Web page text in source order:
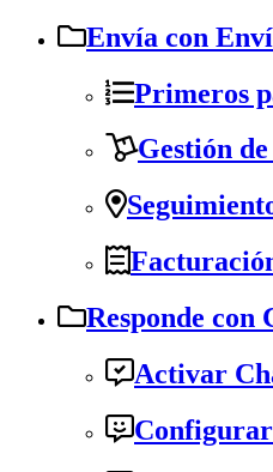
Envía con
Primeros
Gestión
Responde con
Activar